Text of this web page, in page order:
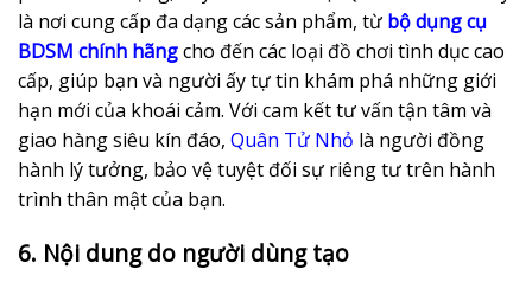
là nơi cung cấp đa dạng các sản phẩm, từ bộ dụng cụ
BDSM chính hãngcho đến các loại đồ chơi tình dục cao
cấp, giúp bạn và người ấy tự tin khám phá những giới
hạn mới của khoái cảm. Với cam kết tư vấn tận tâm và
giao hàng siêu kín đáo, Quân Tử Nhỏ là người đồng
hành lý tưởng, bảo vệ tuyệt đối sự riêng tư trên hành
trình thân mật của bạn.
6. Nội dung do người dùng tạo